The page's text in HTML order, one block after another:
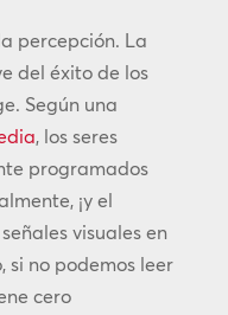
percepción. La
del éxito de los
Según una
, los seres
programados
¡y el
visuales en
si no podemos leer
cero